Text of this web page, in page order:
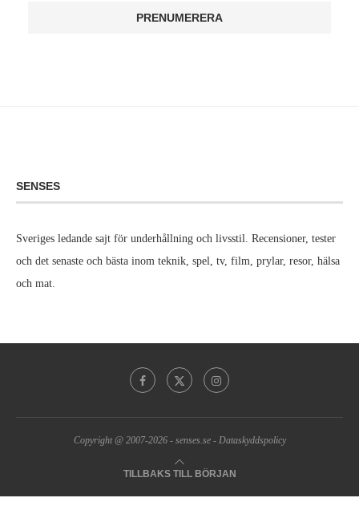
SENSES
Sveriges ledande sajt för underhållning och livsstil. Recensioner, tester
och det senaste och bästa inom teknik, spel, tv, film, prylar, resor, hälsa
och mat.
Copyright @ 2007-2026 - senses.se- Dataskyddspolicy
TILLBAKS TILL BÖRJAN